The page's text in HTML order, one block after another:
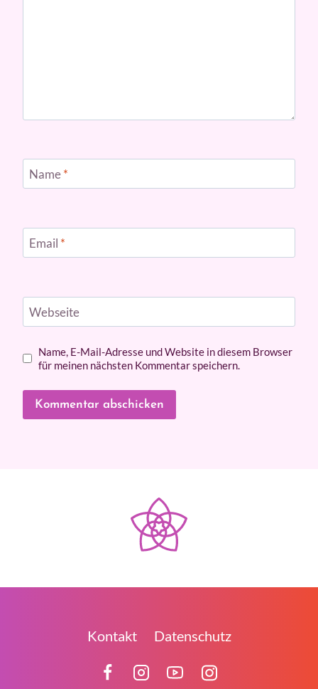
Name*
Email *
Webseite
Name, E-Mail-Adresse und Website in diesem Browser
für meinen nächsten Kommentar speichern.
Kontakt Datenschutz